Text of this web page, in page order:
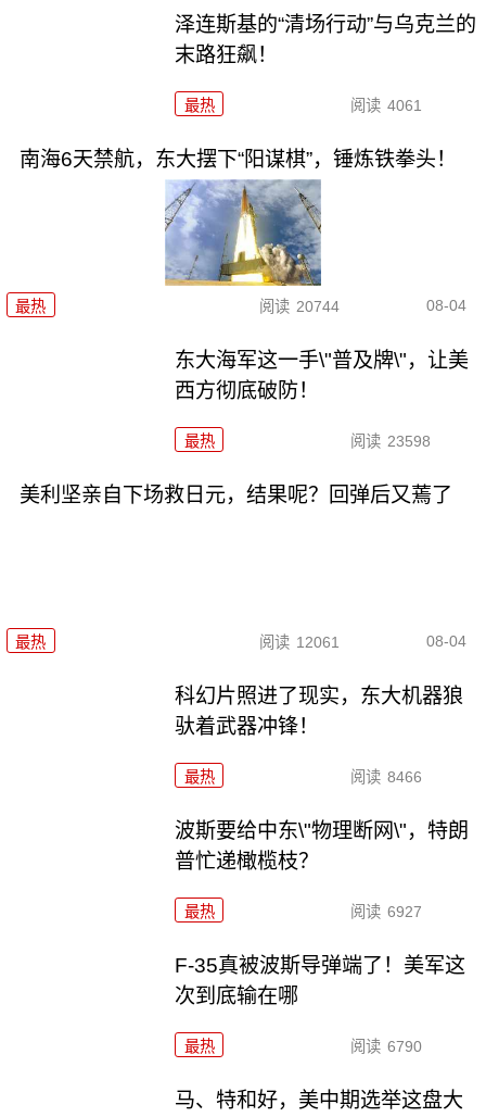
泽连斯基的“清场行动”与乌克兰的
末路狂飙！
最热 阅读 4061
南海6天禁航，东大摆下“阳谋棋”，锤炼铁拳头！
最热 阅读 20744 08-04
东大海军这一手\"普及牌\"，让美
西方彻底破防！
最热 阅读 23598
美利坚亲自下场救日元，结果呢？回弹后又蔫了
最热 阅读 12061 08-04
科幻片照进了现实，东大机器狼
驮着武器冲锋！
最热 阅读 8466
波斯要给中东\"物理断网\"，特朗
普忙递橄榄枝？
最热 阅读 6927
F-35真被波斯导弹端了！美军这
次到底输在哪
最热 阅读 6790
马、特和好，美中期选举这盘大